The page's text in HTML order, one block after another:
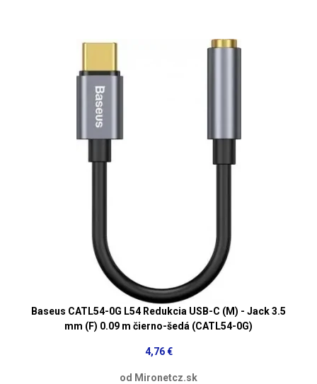
Baseus CATL54-0G L54 Redukcia USB-C (M) - Jack 3.5
mm (F) 0.09 m čierno-šedá (CATL54-0G)
4,76 €
od Mironetcz.sk